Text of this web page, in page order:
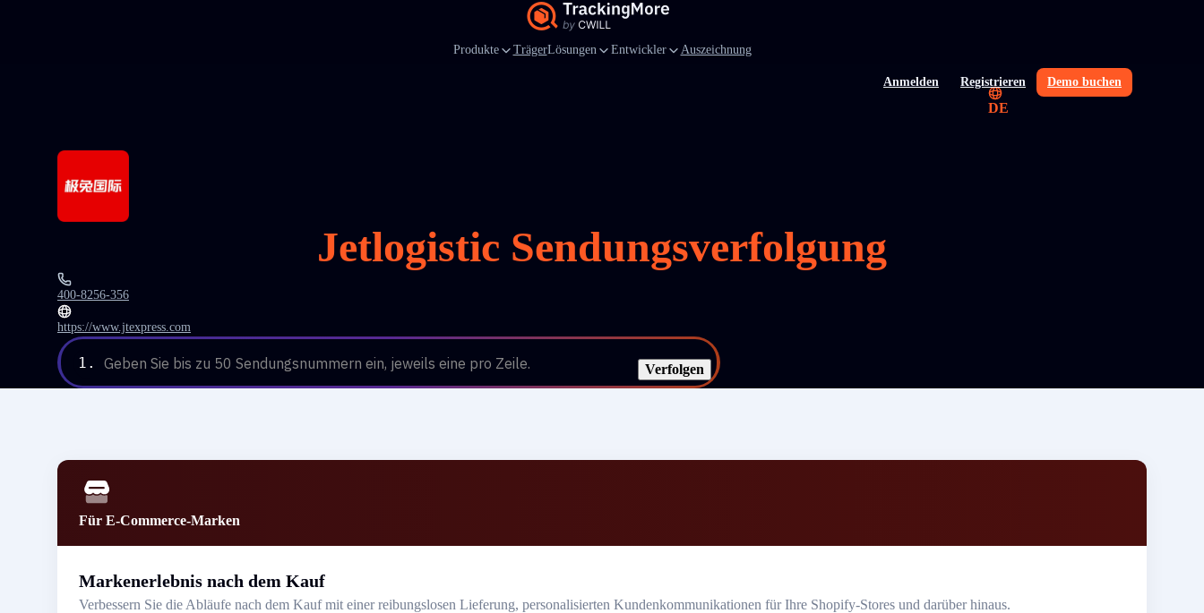
Produkte TrägerLösungen Entwickler Auszeichnung
Anmelden Registrieren Demo buchen
DE
Jetlogistic Sendungsverfolgung
400-8256-356
https://www.jtexpress.com
1. Geben Sie bis zu 50 Sendungsnummern ein, jeweils eine pro Zeile. Verfolgen
Für E-Commerce-Marken
Markenerlebnis nach dem Kauf
Verbessern Sie die Abläufe nach dem Kauf mit einer reibungslosen Lieferung, personalisierten Kundenkommunikationen für Ihre Shopify-Stores und darüber hinaus.